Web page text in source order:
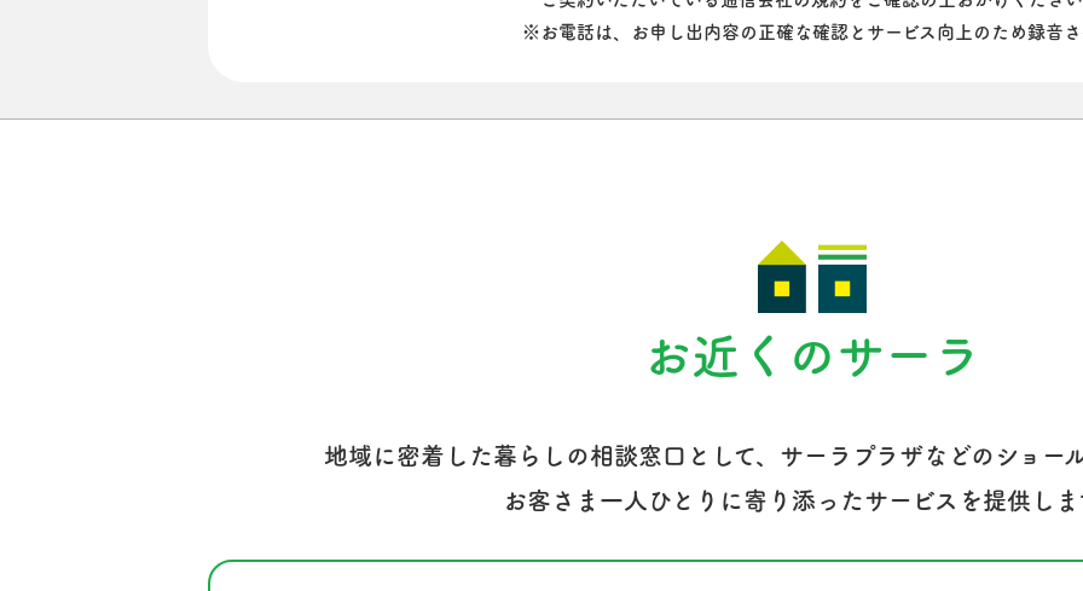
お電話は、お申し出内容の正確な確認とサービス向上のため録音
お近くのサーラ
地域に密着した暮らしの相談窓口として、サーラプラザなどのショー
お客さま一人ひとりに寄り添ったサービスを提供しま